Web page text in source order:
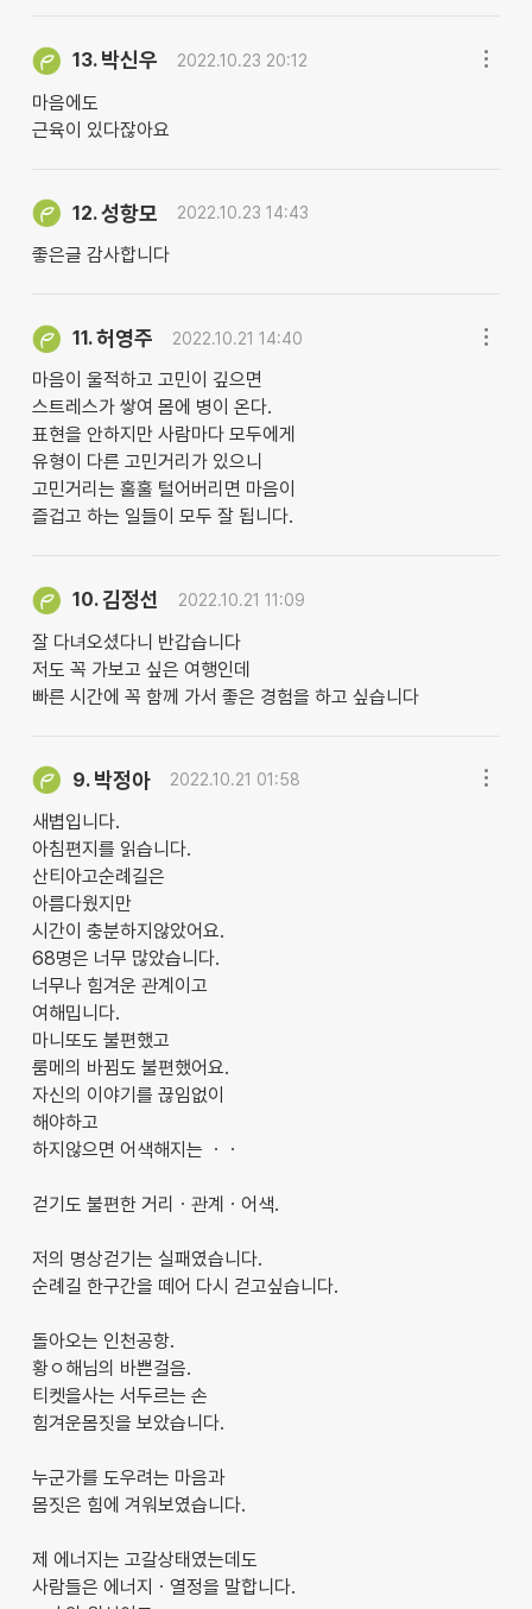
13. 박신우 2022.10.23 20:12
마음에도
근육이 있다잖아요
12.성항모 2022.10.23 14:43
좋은글 감사합니다
11.허영주 2022.10.21 14:40
마음이 울적하고 고민이 깊으면
스트레스가 쌓여 몸에 병이 온다.
표현을 안하지만 사람마다 모두에게
유형이 다른 고민거리가 있으니
고민거리는 훌훌 털어버리면 마음이
즐겁고 하는 일들이 모두 잘 됩니다.
10.김정선 2022.10.21 11:09
잘 다녀오셨다니 반갑습니다
저도 꼭 가보고 싶은 여행인데
빠른 시간에 꼭 함께 가서 좋은 경험을 하고 싶습니다
9. 박정아 2022.10.21 01:58
새볍입니다.
아침편지를 읽습니다.
산티아고순례길은
아름다웠지만
시간이 충분하지않았어요.
68명은 너무 많았습니다.
너무나 힘겨운 관계이고
여해밉니다.
마니또도 불편했고
룸메의 바뀜도 불편했어요.
자신의 이야기를 끊임없이
해야하고
하지않으면 어색해지는 ㆍㆍ
걷기도 불편한 거리ㆍ관계ㆍ어색.
저의 명상걷기는 실패였습니다.
순례길 한구간을 떼어 다시 걷고싶습니다.
돌아오는 인천공항.
황ㅇ해님의 바쁜걸음.
티켓을사는 서두르는 손
힘겨운몸짓을 보았습니다.
누군가를 도우려는 마음과
몸짓은 힘에 겨워보였습니다.
제 에너지는 고갈상태였는데도
사람들은 에너지ㆍ열정을 말합니다.